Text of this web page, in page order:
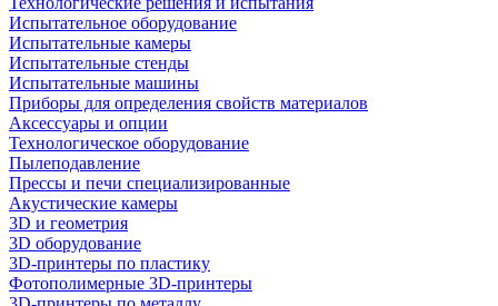
Испытательное оборудование
Испытательные камеры
Испытательные стенды
Испытательные машины
Приборы для определения свойств материалов
Аксессуары и опции
Технологическое оборудование
Пылеподавление
Прессы и печи специализированные
Акустические камеры
3D и геометрия
3D оборудование
3D-принтеры по пластику
Фотополимерные 3D-принтеры